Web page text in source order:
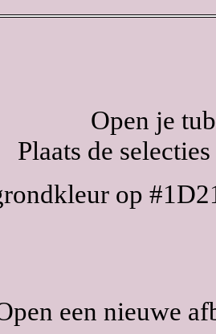
Open je
Plaats de
op
een nieuwe